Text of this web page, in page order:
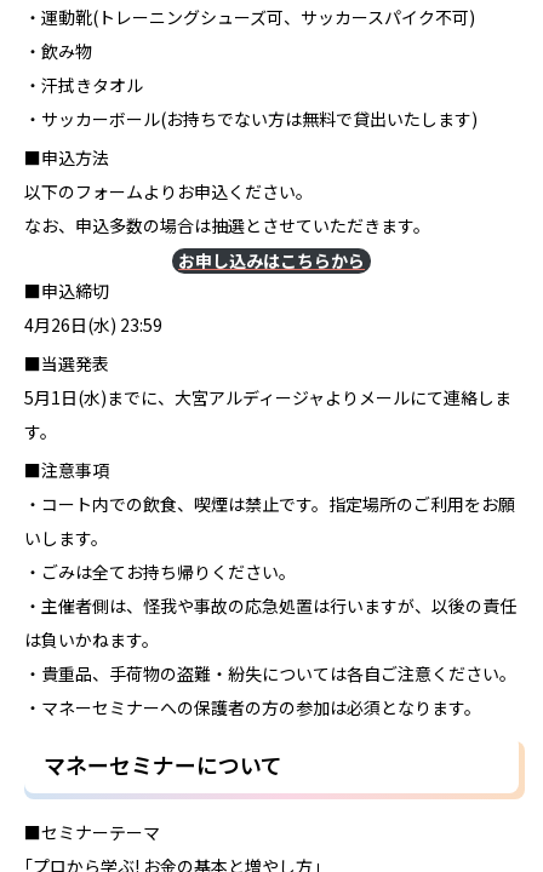
・運動靴(トレーニングシューズ可、サッカースパイク不可)
・飲み物
・汗拭きタオル
・サッカーボール(お持ちでない方は無料で貸出いたします)
■申込方法
以下のフォームよりお申込ください。
なお、申込多数の場合は抽選とさせていただきます。
お申し込みはこちらから
■申込締切
4月26日(水) 23:59
■当選発表
5月1日(水)までに、大宮アルディージャよりメールにて連絡しま
す。
■注意事項
・コート内での飲食、喫煙は禁止です。指定場所のご利用をお願
いします。
・ごみは全てお持ち帰りください。
・主催者側は、怪我や事故の応急処置は行いますが、以後の責任
は負いかねます。
・貴重品、手荷物の盗難・紛失については各自ご注意ください。
・マネーセミナーへの保護者の方の参加は必須となります。
マネーセミナーについて
■セミナーテーマ
｢プロから学ぶ! お金の基本と増やし方｣